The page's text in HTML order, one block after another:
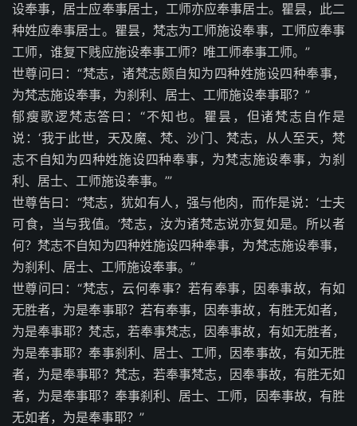
设奉事，居士应奉事居士，工师亦应奉事居士。瞿昙，此二
种姓应奉事居士。瞿昙，梵志为工师施设奉事，工师应奉事
工师，谁复下贱应施设奉事工师？唯工师奉事工师。”
世尊问曰：“梵志，诸梵志颇自知为四种姓施设四种奉事，
为梵志施设奉事，为刹利、居士、工师施设奉事耶？”
郁瘦歌逻梵志答曰：“不知也。瞿昙，但诸梵志自作是
说：‘我于此世，天及魔、梵、沙门、梵志，从人至天，梵
志不自知为四种姓施设四种奉事，为梵志施设奉事，为刹
利、居士、工师施设奉事。’”
世尊告曰：“梵志，犹如有人，强与他肉，而作是说：‘士夫
可食，当与我值。’梵志，汝为诸梵志说亦复如是。所以者
何？梵志不自知为四种姓施设四种奉事，为梵志施设奉事，
为刹利、居士、工师施设奉事。”
世尊问曰：“梵志，云何奉事？若有奉事，因奉事故，有如
无胜者，为是奉事耶？若有奉事，因奉事故，有胜无如者，
为是奉事耶？梵志，若奉事梵志，因奉事故，有如无胜者，
为是奉事耶？奉事刹利、居士、工师，因奉事故，有如无胜
者，为是奉事耶？梵志，若奉事梵志，因奉事故，有胜无如
者，为是奉事耶？奉事刹利、居士、工师，因奉事故，有胜
无如者，为是奉事耶？”